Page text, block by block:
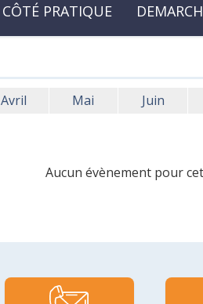
CÔTÉ PRATIQUE
Avril Mai Juin
Aucun évènement pour